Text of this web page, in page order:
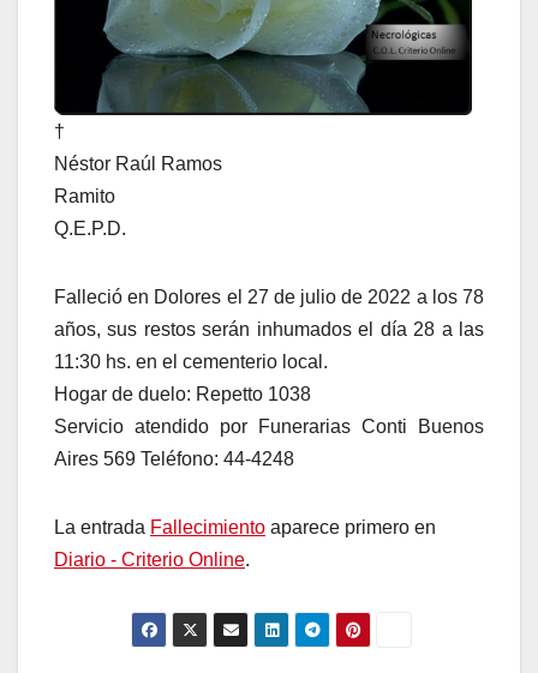
†
Néstor Raúl Ramos
Ramito
Q.E.P.D.
Falleció en Dolores el 27 de julio de 2022 a los 78
años, sus restos serán inhumados el día 28 a las
11:30 hs. en el cementerio local.
Hogar de duelo: Repetto 1038
Servicio atendido por Funerarias Conti Buenos
Aires 569 Teléfono: 44-4248
La entrada Fallecimiento aparece primero en
Diario - Criterio Online.